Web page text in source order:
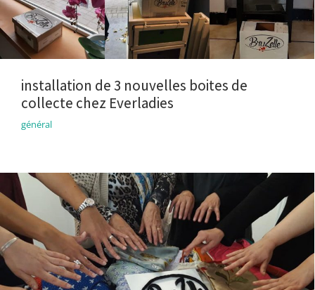
installation de 3 nouvelles boites de
collecte chez Everladies
général